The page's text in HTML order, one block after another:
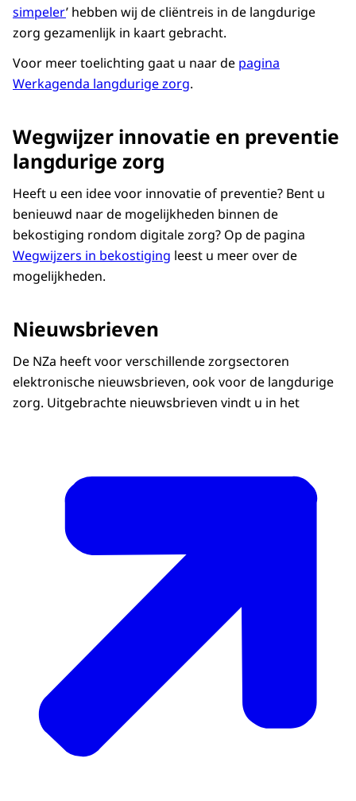
simpeler’ hebben wij de cliëntreis in de langdurige
zorg gezamenlijk in kaart gebracht.
Voor meer toelichting gaat u naar de pagina
Werkagenda langdurige zorg.
Wegwijzer innovatie en preventie
langdurige zorg
Heeft u een idee voor innovatie of preventie? Bent u
benieuwd naar de mogelijkheden binnen de
bekostiging rondom digitale zorg? Op de pagina
Wegwijzers in bekostiging leest u meer over de
mogelijkheden.
Nieuwsbrieven
De NZa heeft voor verschillende zorgsectoren
elektronische nieuwsbrieven, ook voor de langdurige
zorg. Uitgebrachte nieuwsbrieven vindt u in het